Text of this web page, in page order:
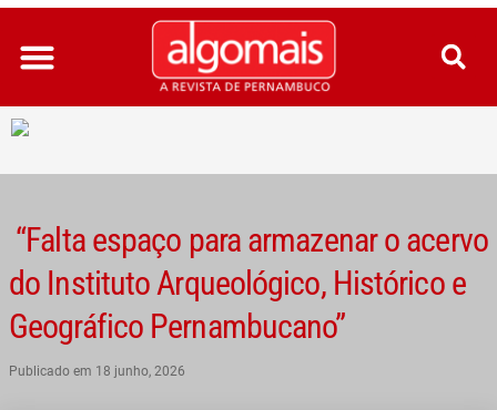
Ir
para
conteúdo
“Falta espaço para armazenar o acervo
do Instituto Arqueológico, Histórico e
Geográfico Pernambucano”
Publicado em 18 junho, 2026